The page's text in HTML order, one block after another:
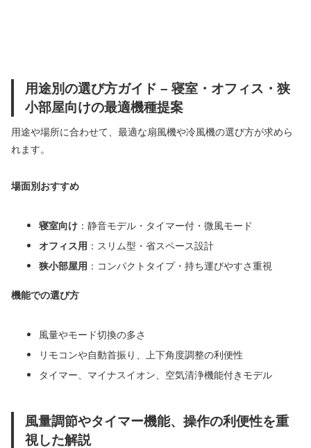
用途別の選び方ガイド – 寝室・オフィス・狭
小部屋向けの最適機種提案
用途や場所に合わせて、最適な扇風機や冷風機の選び方が求めら
れます。
場面別おすすめ
寝室向け ：静音モデル・タイマー付・微風モード
オフィス用 ：スリム型・省スペース設計
狭小部屋用 ：コンパクトタイプ・持ち運びやすさ重視
機能での選び方
風量やモード切換の多さ
リモコンや自動首振り、上下角度調整の利便性
タイマー、マイナスイオン、空気清浄機能付きモデル
風量調節やタイマー機能、操作の利便性を重
視した解説